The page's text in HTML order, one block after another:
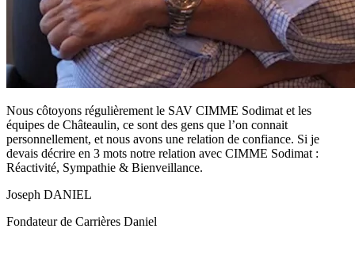
Nous côtoyons régulièrement le SAV CIMME Sodimat et les
équipes de Châteaulin, ce sont des gens que l’on connait
personnellement, et nous avons une relation de confiance. Si je
devais décrire en 3 mots notre relation avec CIMME Sodimat :
Réactivité, Sympathie & Bienveillance.
Joseph DANIEL
Fondateur de Carrières Daniel